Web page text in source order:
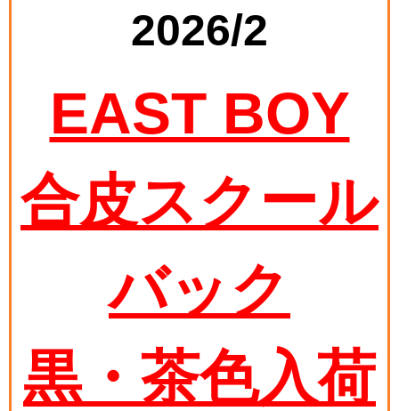
2026/2
EAST BOY
合皮スクール
バック
黒・茶色入荷